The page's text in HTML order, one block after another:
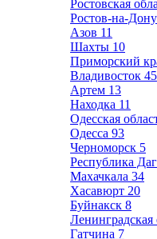
Ростовская
Ростов-на-Дону
Азов 11
Шахты 10
Приморский
Владивосток 45
Артем 13
Находка 11
Одесская
Одесса 93
Черноморск 5
Республика
Махачкала 34
Хасавюрт 20
Буйнакск 8
Ленинградская
Гатчина 7